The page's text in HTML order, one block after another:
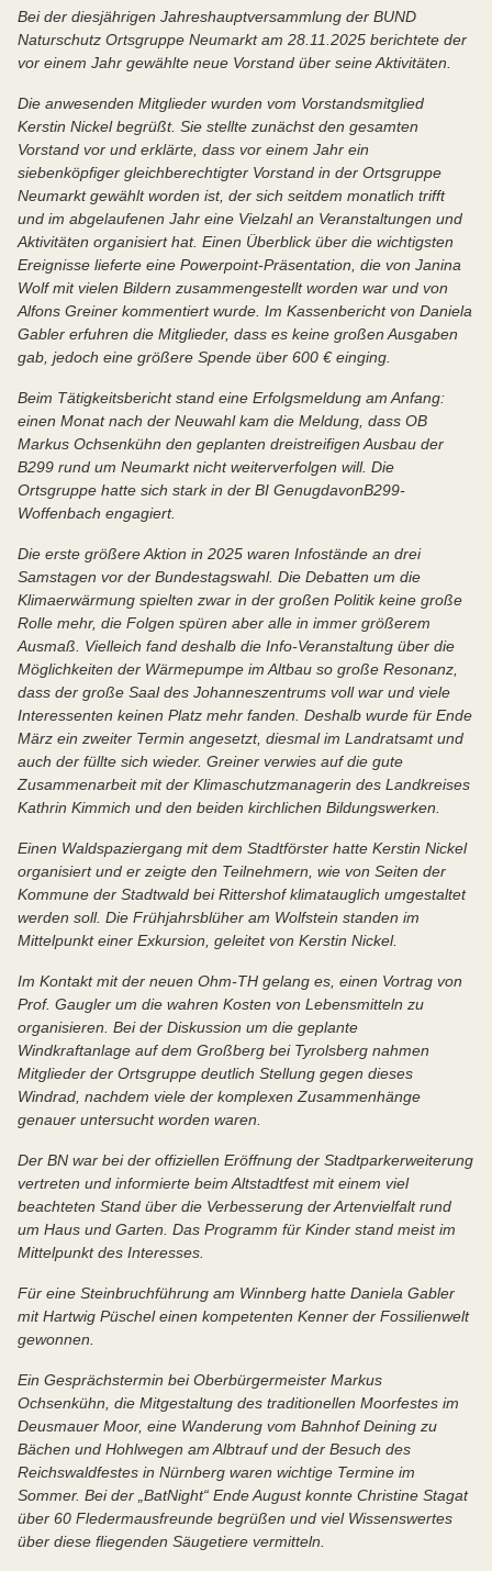
Bei der diesjährigen Jahreshauptversammlung der BUND
Naturschutz Ortsgruppe Neumarkt am 28.11.2025 berichtete der
vor einem Jahr gewählte neue Vorstand über seine Aktivitäten.
Die anwesenden Mitglieder wurden vom Vorstandsmitglied
Kerstin Nickel begrüßt. Sie stellte zunächst den gesamten
Vorstand vor und erklärte, dass vor einem Jahr ein
siebenköpfiger gleichberechtigter Vorstand in der Ortsgruppe
Neumarkt gewählt worden ist, der sich seitdem monatlich trifft
und im abgelaufenen Jahr eine Vielzahl an Veranstaltungen und
Aktivitäten organisiert hat. Einen Überblick über die wichtigsten
Ereignisse lieferte eine Powerpoint-Präsentation, die von Janina
Wolf mit vielen Bildern zusammengestellt worden war und von
Alfons Greiner kommentiert wurde. Im Kassenbericht von Daniela
Gabler erfuhren die Mitglieder, dass es keine großen Ausgaben
gab, jedoch eine größere Spende über 600 € einging.
Beim Tätigkeitsbericht stand eine Erfolgsmeldung am Anfang:
einen Monat nach der Neuwahl kam die Meldung, dass OB
Markus Ochsenkühn den geplanten dreistreifigen Ausbau der
B299 rund um Neumarkt nicht weiterverfolgen will. Die
Ortsgruppe hatte sich stark in der BI GenugdavonB299-
Woffenbach engagiert.
Die erste größere Aktion in 2025 waren Infostände an drei
Samstagen vor der Bundestagswahl. Die Debatten um die
Klimaerwärmung spielten zwar in der großen Politik keine große
Rolle mehr, die Folgen spüren aber alle in immer größerem
Ausmaß. Vielleich fand deshalb die Info-Veranstaltung über die
Möglichkeiten der Wärmepumpe im Altbau so große Resonanz,
dass der große Saal des Johanneszentrums voll war und viele
Interessenten keinen Platz mehr fanden. Deshalb wurde für Ende
März ein zweiter Termin angesetzt, diesmal im Landratsamt und
auch der füllte sich wieder. Greiner verwies auf die gute
Zusammenarbeit mit der Klimaschutzmanagerin des Landkreises
Kathrin Kimmich und den beiden kirchlichen Bildungswerken.
Einen Waldspaziergang mit dem Stadtförster hatte Kerstin Nickel
organisiert und er zeigte den Teilnehmern, wie von Seiten der
Kommune der Stadtwald bei Rittershof klimatauglich umgestaltet
werden soll. Die Frühjahrsblüher am Wolfstein standen im
Mittelpunkt einer Exkursion, geleitet von Kerstin Nickel.
Im Kontakt mit der neuen Ohm-TH gelang es, einen Vortrag von
Prof. Gaugler um die wahren Kosten von Lebensmitteln zu
organisieren. Bei der Diskussion um die geplante
Windkraftanlage auf dem Großberg bei Tyrolsberg nahmen
Mitglieder der Ortsgruppe deutlich Stellung gegen dieses
Windrad, nachdem viele der komplexen Zusammenhänge
genauer untersucht worden waren.
Der BN war bei der offiziellen Eröffnung der Stadtparkerweiterung
vertreten und informierte beim Altstadtfest mit einem viel
beachteten Stand über die Verbesserung der Artenvielfalt rund
um Haus und Garten. Das Programm für Kinder stand meist im
Mittelpunkt des Interesses.
Für eine Steinbruchführung am Winnberg hatte Daniela Gabler
mit Hartwig Püschel einen kompetenten Kenner der Fossilienwelt
gewonnen.
Ein Gesprächstermin bei Oberbürgermeister Markus
Ochsenkühn, die Mitgestaltung des traditionellen Moorfestes im
Deusmauer Moor, eine Wanderung vom Bahnhof Deining zu
Bächen und Hohlwegen am Albtrauf und der Besuch des
Reichswaldfestes in Nürnberg waren wichtige Termine im
Sommer. Bei der „BatNight“ Ende August konnte Christine Stagat
über 60 Fledermausfreunde begrüßen und viel Wissenswertes
über diese fliegenden Säugetiere vermitteln.